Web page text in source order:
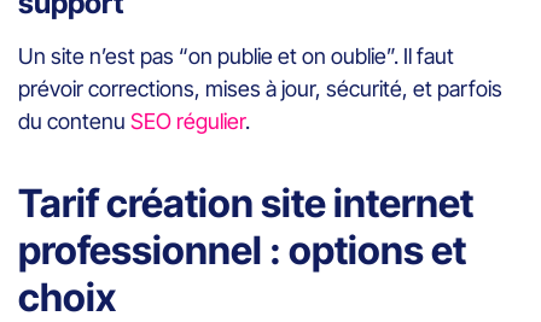
Un site n’est pas “on publie et on oublie”. Il faut
prévoir corrections, mises à jour, sécurité, et parfois
du contenu SEO régulier.
Tarif création site internet
professionnel : options et
choix